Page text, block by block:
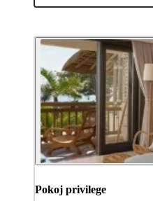
Pokoj privilege